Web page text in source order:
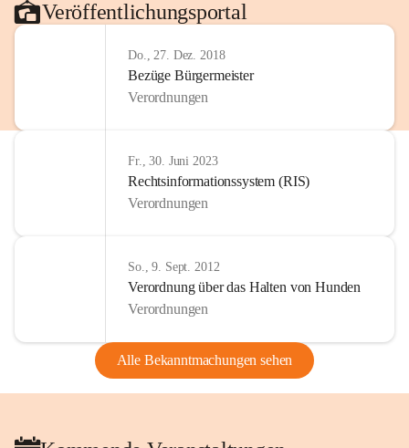
Veröffentlichungsportal
Do., 27. Dez. 2018
Bezüge Bürgermeister
Verordnungen
Fr., 30. Juni 2023
Rechtsinformationssystem (RIS)
Verordnungen
So., 9. Sept. 2012
Verordnung über das Halten von Hunden
Verordnungen
Alle Bekanntmachungen sehen